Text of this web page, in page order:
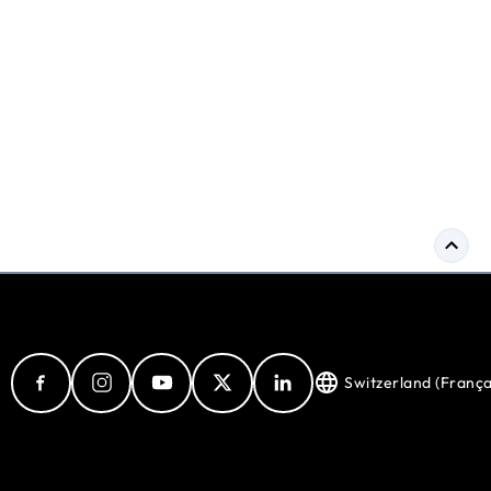
Switzerland